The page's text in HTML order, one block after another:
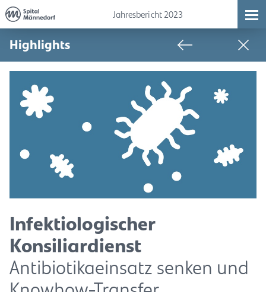
Jahresbericht 2023
Highlights
Infektiologischer
Konsiliardienst
Antibiotikaeinsatz senken und